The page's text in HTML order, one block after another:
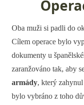
Oba muži si padli do
Cílem operace bylo
dokumenty u
zaranžováno tak, aby
armády, který
bylo vybráno z toho